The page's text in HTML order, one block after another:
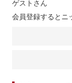
ゲスト さん
会員登録するとニ